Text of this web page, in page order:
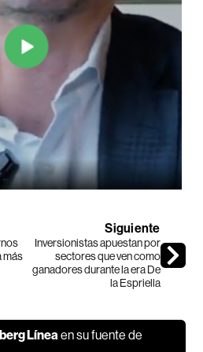
más
Siguiente
Inversionistas apuestan por
sectores que ven como
ganadores durante la era De
la Espriella
Línea en su fuente de